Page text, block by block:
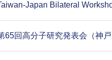
Japan Bilateral
65回高分子研究発表会（神